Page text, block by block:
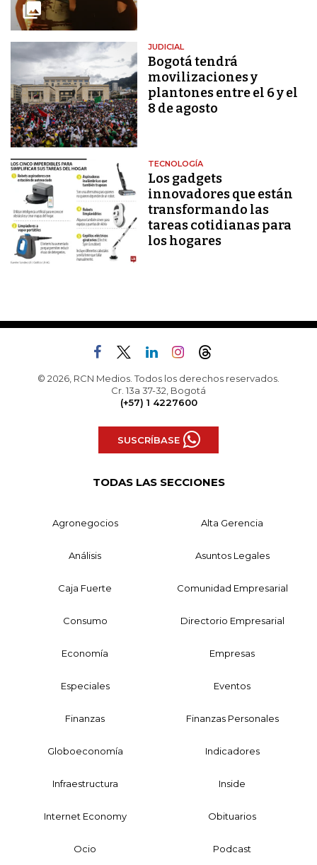
JUDICIAL
Bogotá tendrá
movilizaciones y
plantones entre el 6 y el
8 de agosto
TECNOLOGÍA
Los gadgets
innovadores que están
transformando las
tareas cotidianas para
los hogares
© 2026, RCN Medios. Todos los derechos reservados.
Cr. 13a 37-32, Bogotá
(+57) 1 4227600
SUSCRÍBASE
TODAS LAS SECCIONES
Agronegocios Alta Gerencia
Análisis Asuntos Legales
Caja Fuerte Comunidad Empresarial
Consumo Directorio Empresarial
Economía Empresas
Especiales Eventos
Finanzas Finanzas Personales
Globoeconomía Indicadores
Infraestructura Inside
Internet Economy Obituarios
Ocio Podcast